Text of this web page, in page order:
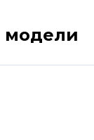
модели